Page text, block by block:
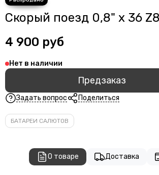
Скорый поезд 0,8" х 36
4 900 руб
Нет в наличии
Предзаказ
Задать вопрос Поделиться
БАТАРЕИ САЛЮТОВ
О товаре Доставка